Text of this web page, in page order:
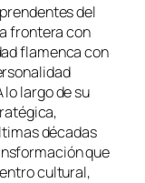
del
frontera con
flamenca con
lo largo de su
décadas
que
cultural,